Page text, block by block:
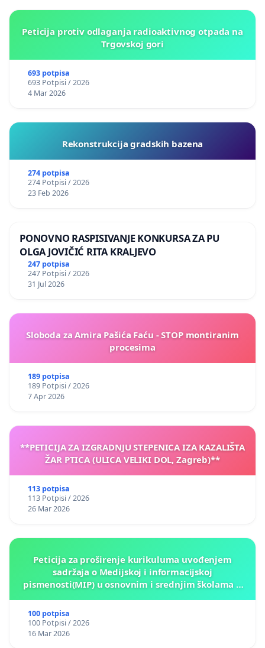
Peticija protiv odlaganja radioaktivnog otpada na
Trgovskoj gori
693 potpisa
693 Potpisi / 2026
4 Mar 2026
Rekonstrukcija gradskih bazena
274 potpisa
274 Potpisi / 2026
23 Feb 2026
PONOVNO RASPISIVANJE KONKURSA ZA PU
OLGA JOVIČIĆ RITA KRALJEVO
247 potpisa
247 Potpisi / 2026
31 Jul 2026
Sloboda za Amira Pašića Faću - STOP montiranim
procesima
189 potpisa
189 Potpisi / 2026
7 Apr 2026
**PETICIJA ZA IZGRADNJU STEPENICA IZA KAZALIŠTA
ŽAR PTICA (ULICA VELIKI DOL, Zagreb)**
113 potpisa
113 Potpisi / 2026
26 Mar 2026
Peticija za proširenje kurikuluma uvođenjem
sadržaja o Medijskoj i informacijskoj
pismenosti(MIP) u osnovnim i srednjim školama u
100 potpisa
100 Potpisi / 2026
16 Mar 2026